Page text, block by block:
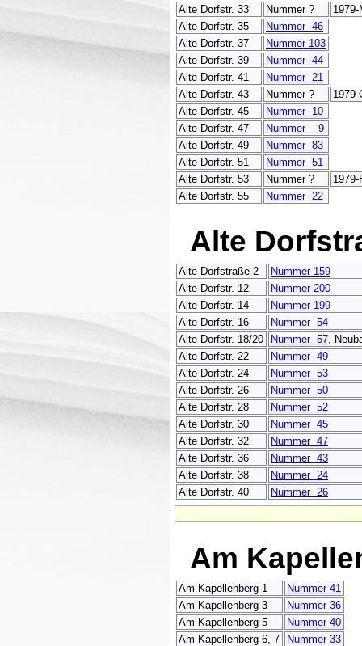
Alte Dorfstr. 33
Nummer ?
Alte Dorfstr. 35
Nummer 46
Alte Dorfstr. 37
Nummer 103
Alte Dorfstr. 39
Nummer 44
Alte Dorfstr. 41
Nummer 21
Alte Dorfstr. 43
Nummer ?
Alte Dorfstr. 45
Nummer 10
Alte Dorfstr. 47
Nummer 9
Alte Dorfstr. 49
Nummer 83
Alte Dorfstr. 51
Nummer 51
Alte Dorfstr. 53
Nummer ?
Alte Dorfstr. 55
Nummer 22
Alte
Alte Dorfstraße 2
Nummer 159
Alte Dorfstr. 12
Nummer 200
Alte Dorfstr. 14
Nummer 199
Alte Dorfstr. 16
Nummer 54
Alte Dorfstr. 18/20
Nummer 57,
Alte Dorfstr. 22
Nummer 49
Alte Dorfstr. 24
Nummer 53
Alte Dorfstr. 26
Nummer 50
Alte Dorfstr. 28
Nummer 52
Alte Dorfstr. 30
Nummer 45
Alte Dorfstr. 32
Nummer 47
Alte Dorfstr. 36
Nummer 43
Alte Dorfstr. 38
Nummer 24
Alte Dorfstr. 40
Nummer 26
Am
Am Kapellenberg 1
Nummer 41
Am Kapellenberg 3
Nummer 36
Am Kapellenberg 5
Nummer 40
Am Kapellenberg 6, 7
Nummer 33